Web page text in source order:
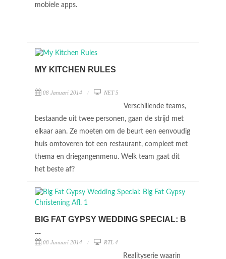
mobiele apps.
MY KITCHEN RULES
08 Januari 2014 NET 5
Verschillende teams,
bestaande uit twee personen, gaan de strijd met
elkaar aan. Ze moeten om de beurt een eenvoudig
huis omtoveren tot een restaurant, compleet met
thema en driegangenmenu. Welk team gaat dit
het beste af?
BIG FAT GYPSY WEDDING SPECIAL: B
...
08 Januari 2014 RTL 4
Realityserie waarin